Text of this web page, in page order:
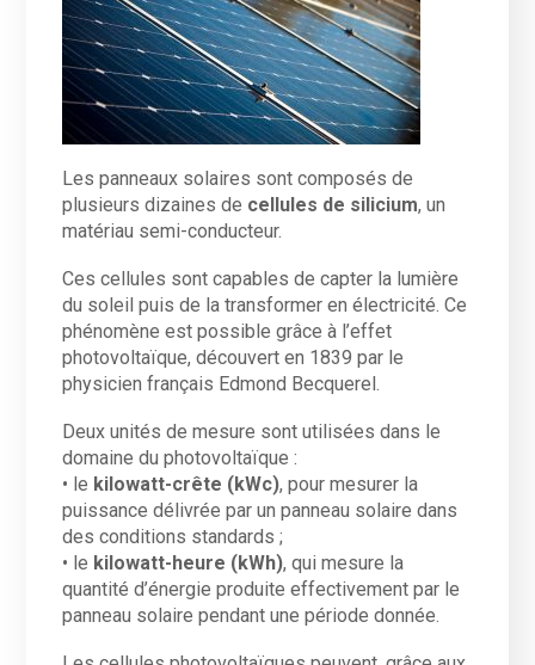
Les panneaux solaires sont composés de
plusieurs dizaines de cellules de silicium, un
matériau semi-conducteur.
Ces cellules sont capables de capter la lumière
du soleil puis de la transformer en électricité. Ce
phénomène est possible grâce à l’effet
photovoltaïque, découvert en 1839 par le
physicien français Edmond Becquerel.
Deux unités de mesure sont utilisées dans le
domaine du photovoltaïque :
• le kilowatt-crête (kWc), pour mesurer la
puissance délivrée par un panneau solaire dans
des conditions standards ;
• le kilowatt-heure (kWh), qui mesure la
quantité d’énergie produite effectivement par le
panneau solaire pendant une période donnée.